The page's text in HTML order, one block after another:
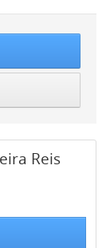
Reis